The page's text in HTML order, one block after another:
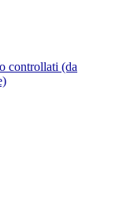
controllati (da